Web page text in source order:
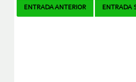
Navegador
ENTRADA ANTERIOR ENTRADA